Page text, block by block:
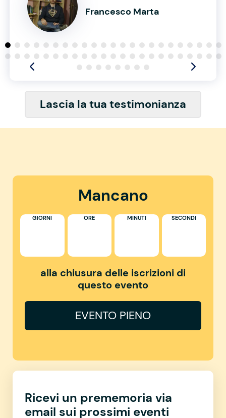
Francesco Marta
Lascia la tua testimonianza
Mancano
GIORNI ORE MINUTI SECONDI
alla chiusura delle iscrizioni di
questo evento
EVENTO PIENO
Ricevi un prememoria via
email sui prossimi eventi